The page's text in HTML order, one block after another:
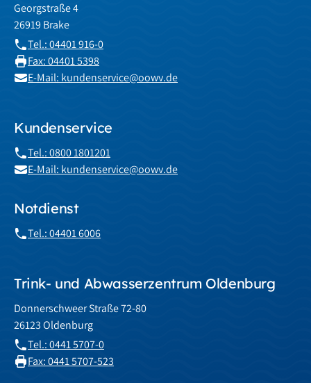
Georgstraße 4
26919 Brake
Tel.: 04401 916-0
Fax: 04401 5398
E-Mail: kundenservice@oowv.de
Kundenservice
Tel.: 0800 1801201
E-Mail: kundenservice@oowv.de
Notdienst
Tel.: 04401 6006
Trink- und Abwasserzentrum Oldenburg
Donnerschweer Straße 72-80
26123 Oldenburg
Tel.: 0441 5707-0
Fax: 0441 5707-523